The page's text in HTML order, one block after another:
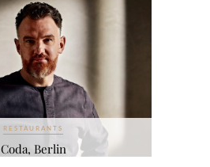
RESTAURANTS
Coda, Berlin